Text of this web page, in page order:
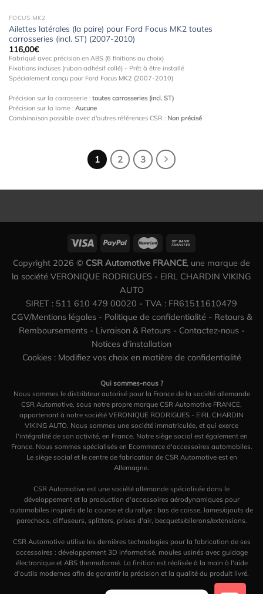
FOCUS MK2
Ailettes latérales (la paire) pour Ford Focus MK2 toutes
carrosseries (incl. ST) (2007-2010)
116,00€
Fabriqué avec précision en ABS (6 finitions au choix)
Fixations incluses (ruban adhésif collé) - Prêt à être installé
Spécialement conçu pour Ford Focus MK2 (2007-2010)
Précision sur la carrosserie : toutes carrosseries (incl. ST)
Précision sur la lame : Aucune
Combinaison possible avec d'autres références CSR : Non précisé
1 2 3
Copyright 2026 © CSR Automotive FRANCE, une marque de
la société VERONIQUE RODRIGUES - EIRL CHARDIN VIKING
AUTO
SIRET : 511 610 479 00020 - TVA : FR61511610479
CGV/Mentions légales- Politique de confidentialité - Retours &
Remboursements- Livraison & Retours- Contactez-nous-
Notices d'installation
Cookies : Modifiez vos choix en matière de confidentialité
Qui sommes-nous ?
Nous sommes le distribteur autorisé pour la France de la société allemande
CSR Automotive, sous notre propre marque CSR Automotive FRANCE,
appartenant à notre société VERONIQUE RODRIGUES - EIRL CHARDIN
VIKING AUTO. Nous sommes une société immatriculée, et qui exerce
l'intégralité de son activité, en France. Notre siège social est également en
France. Nous sommes spécialisés en Ecommerce d'accessoires automobiles.
Le siège social et le centre de fabrication de CSR Automotive est en
Allemagne.
CSR Automotive est une société allemande spécialisée dans le
développement et la production d'accessoires aérodynamiques pour
automobiles inspirés de la course et du rallye : bas de caisse, lames/ajouts de
parechocs, diffuseurs, splitters, prises d'air, becquets/ailerons/extensions.
CSR Automotive utilise les dernières technologies pour la fabrication de ses
accessoires : développement 3D informatisé, moules usinés avec guidage
électronique et ABS thermoformé. La finition est réalisée à la main à l'aide
d'outils modernes afin de garantir la précision et la qualité du produit livré.